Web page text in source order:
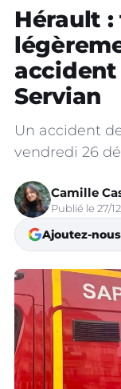
Hérault
Servian
Un accident
vendredi 26
Camille
Publié le 27/
Ajoutez-